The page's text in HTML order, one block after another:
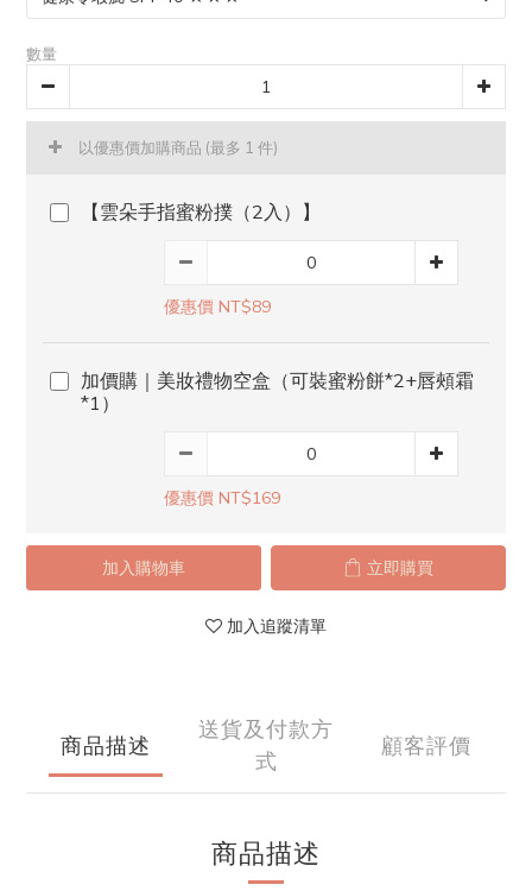
數量
以優惠價加購商品 (最多 1 件)
【雲朵手指蜜粉撲（2入）】
優惠價 NT$89
加價購｜美妝禮物空盒（可裝蜜粉餅*2+唇頰霜
*1）
優惠價 NT$169
加入購物車 立即購買
加入追蹤清單
商品描述
送貨及付款方
式
顧客評價
商品描述